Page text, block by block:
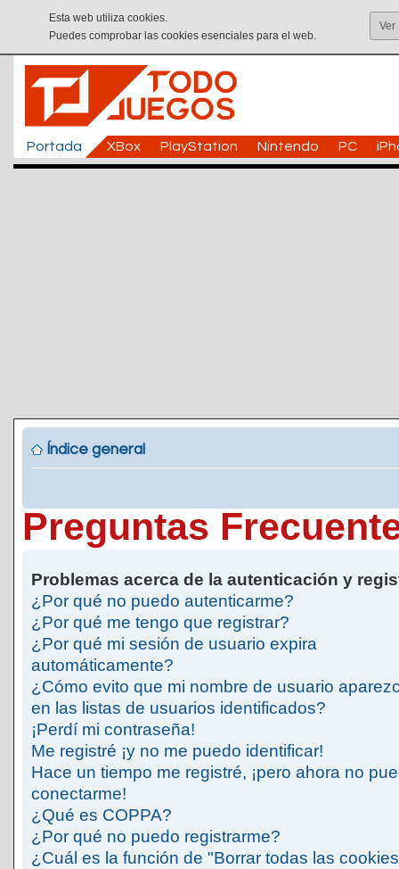
Esta web utiliza cookies.
Puedes comprobar las cookies esenciales para el web.
Ver
Portada XBox PlayStation Nintendo PC
Índice general
Preguntas
Problemas acerca de la autenticación y
¿Por qué no puedo autenticarme?
¿Por qué me tengo que registrar?
¿Por qué mi sesión de usuario expira
automáticamente?
¿Cómo evito que mi nombre de usuario
en las listas de usuarios identificados?
¡Perdí mi contraseña!
Me registré ¡y no me puedo identificar!
Hace un tiempo me registré, ¡pero ahora no
conectarme!
¿Qué es COPPA?
¿Por qué no puedo registrarme?
¿Cuál es la función de "Borrar todas las